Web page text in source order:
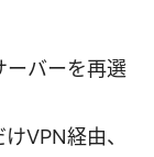
ーバーを再選
VPN経由、